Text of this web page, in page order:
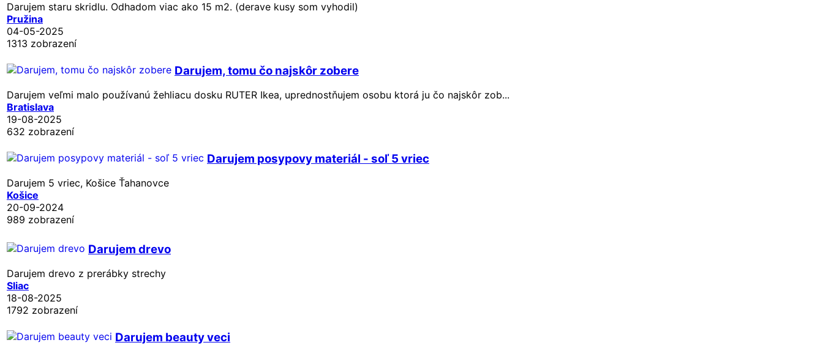
Darujem staru skridlu. Odhadom viac ako 15 m2. (derave kusy som vyhodil)
Pružina
04-05-2025
1313 zobrazení
Darujem, tomu čo najskôr zobere
Darujem veľmi malo používanú žehliacu dosku RUTER Ikea, uprednostňujem osobu ktorá ju čo najskôr zob...
Bratislava
19-08-2025
632 zobrazení
Darujem posypovy materiál - soľ 5 vriec
Darujem 5 vriec, Košice Ťahanovce
Košice
20-09-2024
989 zobrazení
Darujem drevo
Darujem drevo z prerábky strechy
Sliac
18-08-2025
1792 zobrazení
Darujem beauty veci